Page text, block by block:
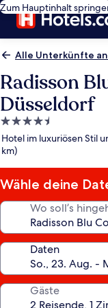
Zum Hauptinhalt
Alle Unterkünfte
Radisson
Düsseldorf
4.5-
Sterne-
Unterkunft
Hotel im luxuriösen Stil
km)
Wähle deine
Wo soll’s
Daten
Gäste